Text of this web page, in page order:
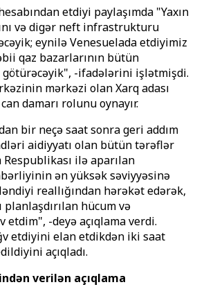
etdiyi paylaşımda "Yaxın
və digər neft infrastrukturu
eynilə Venesuelada etdiyimiz
qaz bazarlarının bütün
-ifadələrini işlətmişdi.
mərkəzi olan Xarq adası
damarı rolunu oynayır.
bir neçə saat sonra geri addım
aidiyyatı olan bütün tərəflər
ilə aparılan
ən yüksək səviyyəsinə
reallığından hərəkət edərək,
planlaşdırılan hücum və
etdim", -deyə açıqlama verdi.
etdiyini elan etdikdən iki saat
açıqladı.
verilən açıqlama